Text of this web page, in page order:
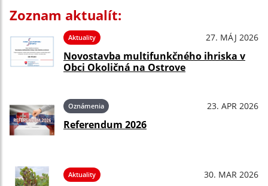
Zoznam aktualít:
Aktuality 27. MÁJ 2026
Novostavba multifunkčného ihriska v
Obci Okoličná na Ostrove
Oznámenia 23. APR 2026
Referendum 2026
Aktuality 30. MAR 2026